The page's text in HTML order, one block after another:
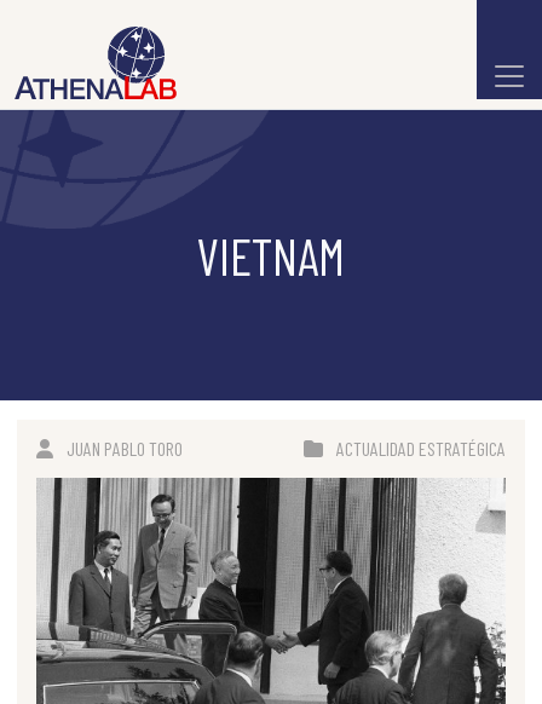
VIETNAM
JUAN PABLO TORO ACTUALIDAD ESTRATÉGICA